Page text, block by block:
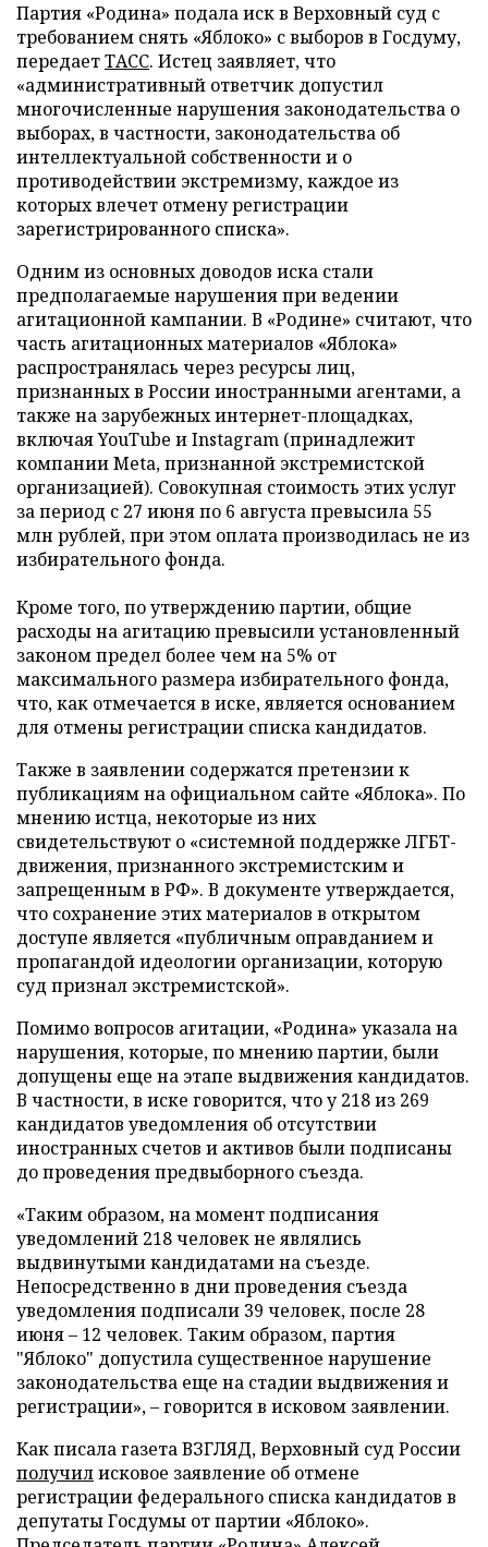
Партия «Родина» подала иск в Верховный суд с
требованием снять «Яблоко» с выборов в Госдуму,
передаетТАСС. Истец заявляет, что
«административный ответчик допустил
многочисленные нарушения законодательства о
выборах, в частности, законодательства об
интеллектуальной собственности и о
противодействии экстремизму, каждое из
которых влечет отмену регистрации
зарегистрированного списка».
Одним из основных доводов иска стали
предполагаемые нарушения при ведении
агитационной кампании. В «Родине» считают, что
часть агитационных материалов «Яблока»
распространялась через ресурсы лиц,
признанных в России иностранными агентами, а
также на зарубежных интернет-площадках,
включая YouTube и Instagram (принадлежит
компании Meta, признанной экстремистской
организацией). Совокупная стоимость этих услуг
за период с 27 июня по 6 августа превысила 55
млн рублей, при этом оплата производилась не из
избирательного фонда.
Кроме того, по утверждению партии, общие
расходы на агитацию превысили установленный
законом предел более чем на 5% от
максимального размера избирательного фонда,
что, как отмечается в иске, является основанием
для отмены регистрации списка кандидатов.
Также в заявлении содержатся претензии к
публикациям на официальном сайте «Яблока». По
мнению истца, некоторые из них
свидетельствуют о «системной поддержке ЛГБТ-
движения, признанного экстремистским и
запрещенным в РФ». В документе утверждается,
что сохранение этих материалов в открытом
доступе является «публичным оправданием и
пропагандой идеологии организации, которую
суд признал экстремистской».
Помимо вопросов агитации, «Родина» указала на
нарушения, которые, по мнению партии, были
допущены еще на этапе выдвижения кандидатов.
В частности, в иске говорится, что у 218 из 269
кандидатов уведомления об отсутствии
иностранных счетов и активов были подписаны
до проведения предвыборного съезда.
«Таким образом, на момент подписания
уведомлений 218 человек не являлись
выдвинутыми кандидатами на съезде.
Непосредственно в дни проведения съезда
уведомления подписали 39 человек, после 28
июня – 12 человек. Таким образом, партия
"Яблоко" допустила существенное нарушение
законодательства еще на стадии выдвижения и
регистрации», – говорится в исковом заявлении.
Как писала газета ВЗГЛЯД, Верховный суд России
получилисковое заявление об отмене
регистрации федерального списка кандидатов в
депутаты Госдумы от партии «Яблоко».